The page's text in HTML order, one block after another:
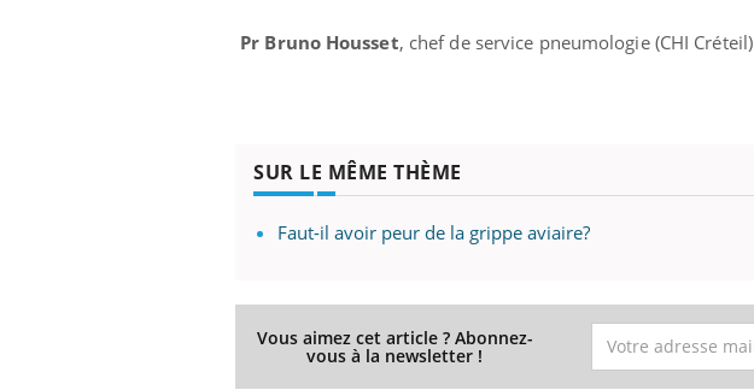
Pr Bruno Housset, chef de service pneumologie (CHI Créteil)
SUR LE MÊME THÈME
Faut-il avoir peur de la grippe aviaire?
Vous aimez cet article ? Abonnez-
vous à la newsletter !